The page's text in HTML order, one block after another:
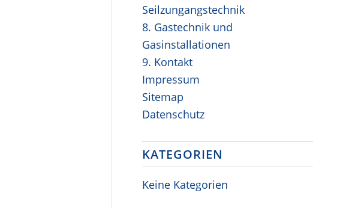
Seilzungangstechnik
8. Gastechnik und
Gasinstallationen
9. Kontakt
Impressum
Sitemap
Datenschutz
KATEGORIEN
Keine Kategorien